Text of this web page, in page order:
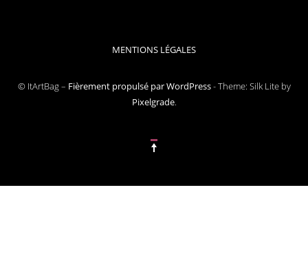
MENTIONS LÉGALES
© ItArtBag – Fièrement propulsé par WordPress-Theme: Silk Lite by
Pixelgrade.